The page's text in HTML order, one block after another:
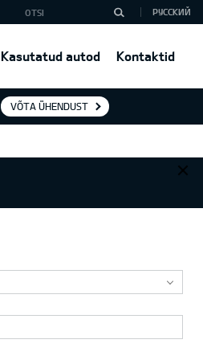
Kasutatud autod Kontaktid
РУССКИЙ
VÕTA ÜHENDUST